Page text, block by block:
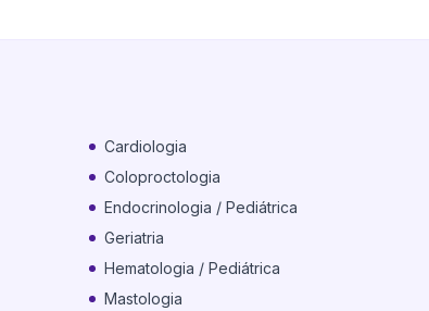
Cardiologia
Coloproctologia
Endocrinologia / Pediátrica
Geriatria
Hematologia / Pediátrica
Mastologia